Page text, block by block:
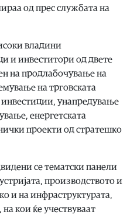
од прес службата на
владини
и инвеститори од двете
на продлабочување на
на трговската
унапредување
енергетската
проекти од стратешко
се тематски панели
производството и
и на инфраструктурата,
кои ќе учествуваат